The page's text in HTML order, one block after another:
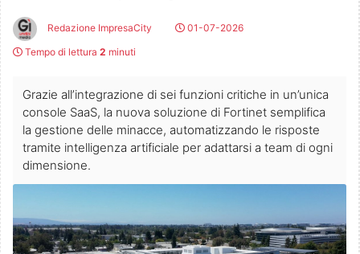
Redazione ImpresaCity
01-07-2026
Tempo di lettura 2 minuti
Grazie all’integrazione di sei funzioni critiche in un’unica
console SaaS, la nuova soluzione di Fortinet semplifica
la gestione delle minacce, automatizzando le risposte
tramite intelligenza artificiale per adattarsi a team di ogni
dimensione.